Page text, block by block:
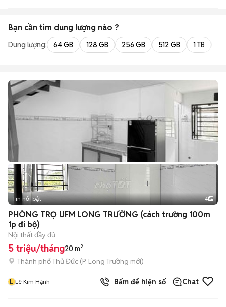
Bạn cần tìm dung lượng nào ?
Dung lượng: 64 GB 128 GB 256 GB 512 GB 1 TB
Tin nổi bật 4
PHÒNG TRỌ UFM LONG TRƯỜNG (cách trường 100m
1p đi bộ)
Nội thất đầy đủ
5 triệu/tháng20 m²
Thành phố Thủ Đức (P. Long Trường mới)
L Lê Kim Hạnh Bấm để hiện số Chat